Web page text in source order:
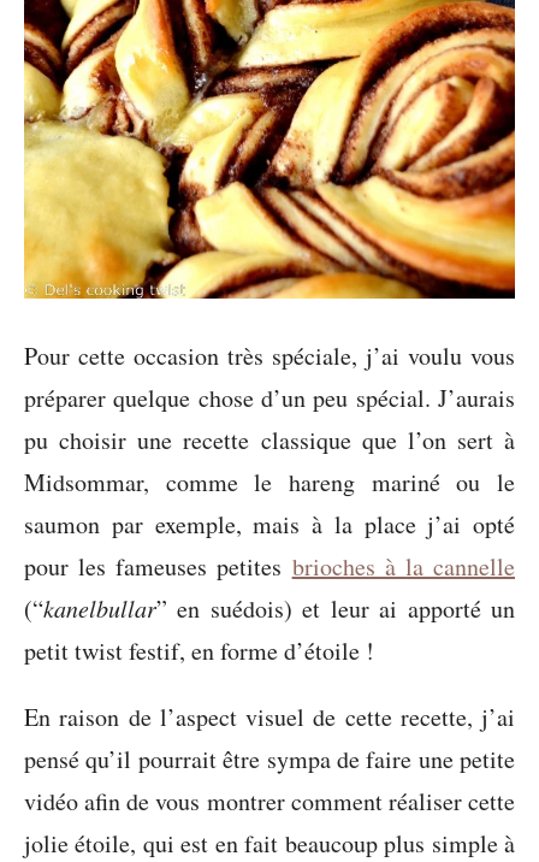
Pour cette occasion très spéciale, j’ai voulu vous
préparer quelque chose d’un peu spécial. J’aurais
pu choisir une recette classique que l’on sert à
Midsommar, comme le hareng mariné ou le
saumon par exemple, mais à la place j’ai opté
pour les fameuses petites brioches à la cannelle
(“kanelbullar” en suédois) et leur ai apporté un
petit twist festif, en forme d’étoile !
En raison de l’aspect visuel de cette recette, j’ai
pensé qu’il pourrait être sympa de faire une petite
vidéo afin de vous montrer comment réaliser cette
jolie étoile, qui est en fait beaucoup plus simple à